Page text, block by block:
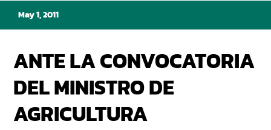
May 1, 2011
ANTE LA CONVOCATORIA
DEL MINISTRO DE
AGRICULTURA